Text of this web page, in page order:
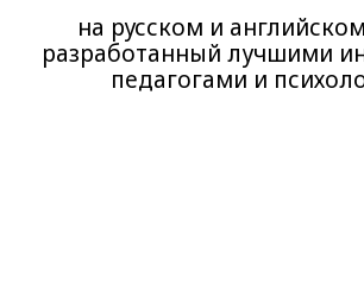
на русском и
разработанный лучшими
педагогами и